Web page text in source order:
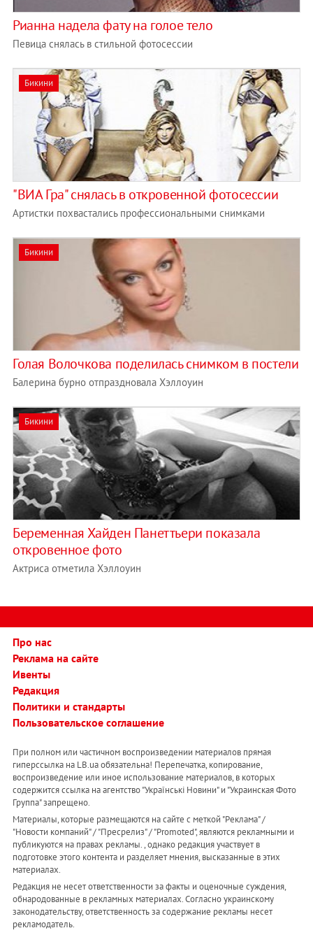
Рианна надела фату на голое тело
Певица снялась в стильной фотосессии
Бикини
"ВИА Гра" снялась в откровенной фотосессии
Артистки похвастались профессиональными снимками
Бикини
Голая Волочкова поделилась снимком в постели
Балерина бурно отпраздновала Хэллоуин
Бикини
Беременная Хайден Панеттьери показала
откровенное фото
Актриса отметила Хэллоуин
Про нас
Реклама на сайте
Ивенты
Редакция
Политики и стандарты
Пользовательское соглашение
При полном или частичном воспроизведении материалов прямая
гиперссылка на LB.ua обязательна! Перепечатка, копирование,
воспроизведение или иное использование материалов, в которых
содержится ссылка на агентство "Українськi Новини" и "Украинская Фото
Группа" запрещено.
Материалы, которые размещаются на сайте с меткой "Реклама" /
"Новости компаний" / "Пресрелиз" / "Promoted", являются рекламными и
публикуются на правах рекламы. , однако редакция участвует в
подготовке этого контента и разделяет мнения, высказанные в этих
материалах.
Редакция не несет ответственности за факты и оценочные суждения,
обнародованные в рекламных материалах. Согласно украинскому
законодательству, ответственность за содержание рекламы несет
рекламодатель.